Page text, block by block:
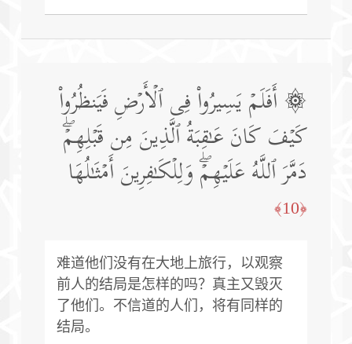
۞ أَفَلَمۡ یَسِیرُوا۟ فِی ٱلۡأَرۡضِ فَیَنظُرُوا۟
كَیۡفَ كَانَ عَـٰقِبَةُ ٱلَّذِینَ مِن قَبۡلِهِمۡۖ
دَمَّرَ ٱللَّهُ عَلَیۡهِمۡۖ وَلِلۡكَـٰفِرِینَ أَمۡثَـٰلُهَا
﴿10﴾
难道他们没有在大地上旅行，以观察
前人的结局是怎样的吗？真主又毁灭
了他们。不信道的人们，将有同样的
结局。